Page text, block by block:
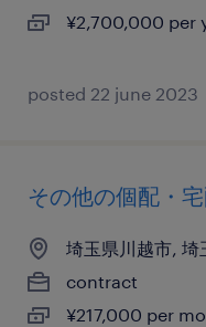
¥2,700,000 per
posted 22 june 2023
その他の個配・
埼玉県川越市, 埼
contract
¥217,000 per